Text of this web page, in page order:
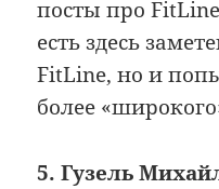
посты про
есть здесь
FitLine, но и
более
5. Гузель